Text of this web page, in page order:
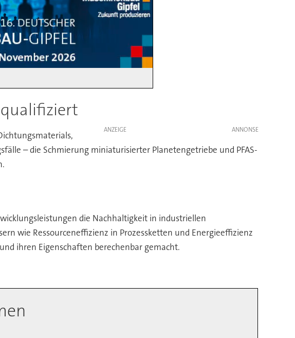
ANZEIGE
– die Schmierung miniaturisierter Planetengetriebe und PFAS-
die Nachhaltigkeit in industriellen
wie Ressourceneffizienz in Prozessketten und Energieeffizienz
ihren Eigenschaften berechenbar gemacht.